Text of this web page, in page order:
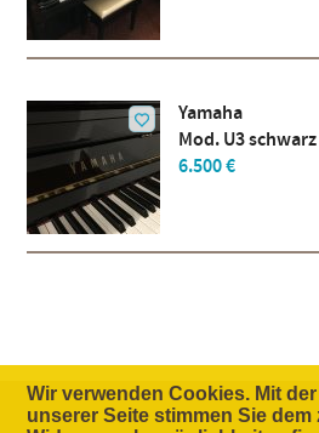
Yamaha
Mod. U3
6.500 €
Wir verwenden Cookies. Mit
unserer Seite stimmen Sie dem